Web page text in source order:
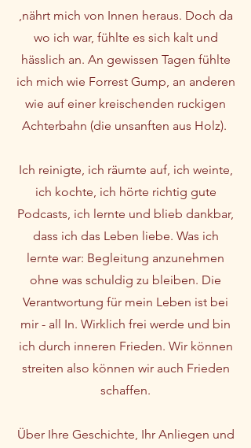
,nährt mich von Innen heraus. Doch da
wo ich war, fühlte es sich kalt und
hässlich an. An gewissen Tagen fühlte
ich mich wie Forrest Gump, an anderen
wie auf einer kreischenden ruckigen
Achterbahn (die unsanften aus Holz).
Ich reinigte, ich räumte auf, ich weinte,
ich kochte, ich hörte richtig gute
Podcasts, ich lernte und blieb dankbar,
dass ich das Leben liebe. Was ich
lernte war: Begleitung anzunehmen
ohne was schuldig zu bleiben. Die
Verantwortung für mein Leben ist bei
mir - all In. ​ Wirklich frei werde und bin
ich durch inneren Frieden. Wir können
streiten also können wir auch Frieden
schaffen.
Über Ihre Geschichte, Ihr Anliegen und